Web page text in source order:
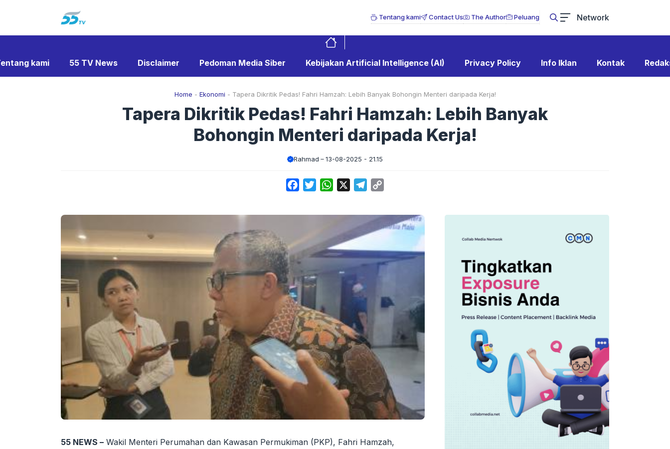
Tentang kami Contact Us The Author Peluang Network
kami 55 TV News Disclaimer Pedoman Media Siber Kebijakan Artificial Intelligence (AI) Privacy Policy Info Iklan Kontak
Home - Ekonomi - Tapera Dikritik Pedas! Fahri Hamzah: Lebih Banyak Bohongin Menteri daripada Kerja!
Tapera Dikritik Pedas! Fahri Hamzah: Lebih Banyak
Bohongin Menteri daripada Kerja!
Rahmad 13-08-2025 - 21.15
FacebookTwitterWhatsApp Telegram
55 NEWS – Wakil Menteri Perumahan dan Kawasan Permukiman (PKP), Fahri Hamzah,